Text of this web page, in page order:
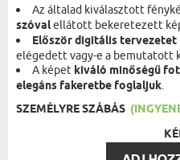
Az általad kiválasztott
szóvalellátott bekeretezett
Először digitális tervezetet
elégedett vagy-e a bemutatott
A képet kiváló minőségű
elegáns fakeretbe foglaljuk.
SZEMÉLYRE SZÁBÁS